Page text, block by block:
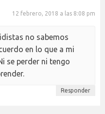
12 febrero, 2018 a las 8:08 pm
no sabemos
en lo que a mi
se perder ni tengo
Responder